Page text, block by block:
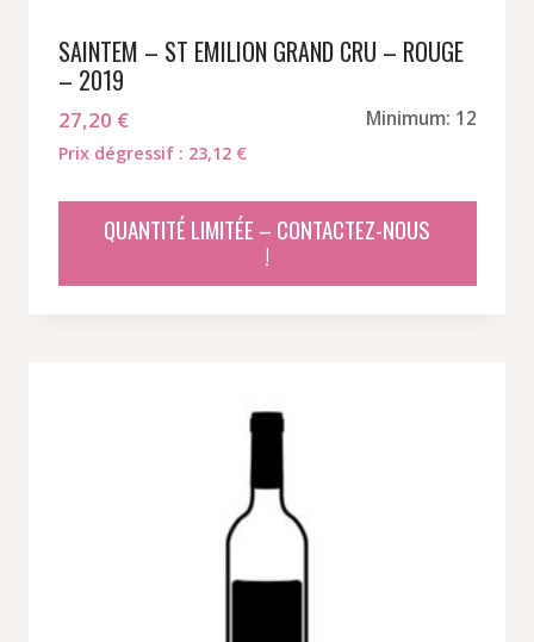
SAINTEM – ST EMILION GRAND CRU – ROUGE
– 2019
27,20 € Minimum: 12
Prix dégressif : 23,12 €
QUANTITÉ LIMITÉE – CONTACTEZ-NOUS
!